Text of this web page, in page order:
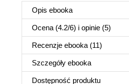
Opis ebooka
Ocena (4.2/6) i opinie (5)
Recenzje ebooka (11)
Szczegóły ebooka
Dostępność produktu